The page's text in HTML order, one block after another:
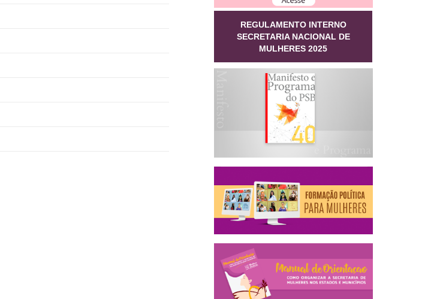
REGULAMENTO INTERNO
SECRETARIA NACIONAL DE
MULHERES 2025